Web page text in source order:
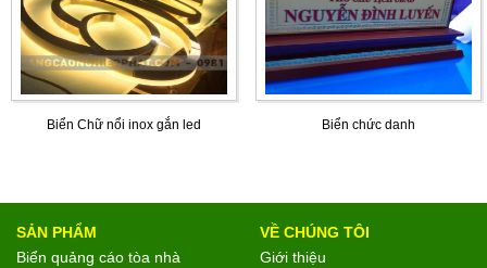
Biển Chữ nổi inox gắn led Biển chức danh
SẢN PHẨM
Biển quảng cáo tòa nhà
VỀ CHÚNG TÔI
Giới thiệu